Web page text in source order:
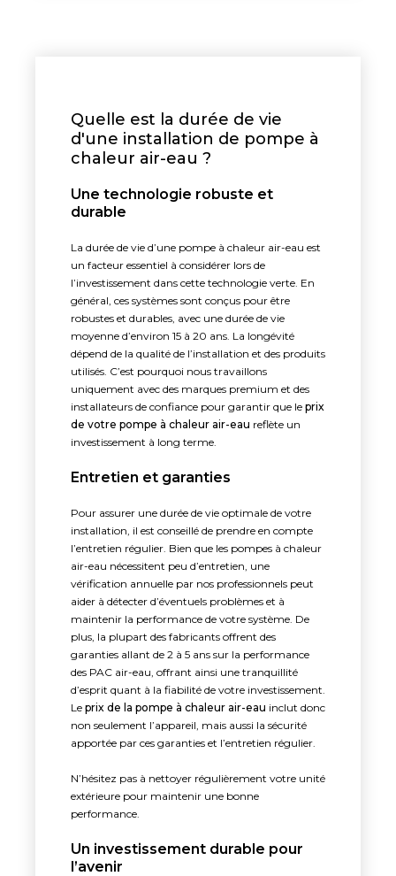
Quelle est la durée de vie
d'une installation de pompe à
chaleur air-eau ?
Une technologie robuste et
durable
La durée de vie d’une pompe à chaleur air-eau est
un facteur essentiel à considérer lors de
l’investissement dans cette technologie verte. En
général, ces systèmes sont conçus pour être
robustes et durables, avec une durée de vie
moyenne d’environ 15 à 20 ans. La longévité
dépend de la qualité de l’installation et des produits
utilisés. C’est pourquoi nous travaillons
uniquement avec des marques premium et des
installateurs de confiance pour garantir que le prix
de votre pompe à chaleur air-eau reflète un
investissement à long terme.
Entretien et garanties
Pour assurer une durée de vie optimale de votre
installation, il est conseillé de prendre en compte
l’entretien régulier. Bien que les pompes à chaleur
air-eau nécessitent peu d’entretien, une
vérification annuelle par nos professionnels peut
aider à détecter d’éventuels problèmes et à
maintenir la performance de votre système. De
plus, la plupart des fabricants offrent des
garanties allant de 2 à 5 ans sur la performance
des PAC air-eau, offrant ainsi une tranquillité
d’esprit quant à la fiabilité de votre investissement.
Le prix de la pompe à chaleur air-eau inclut donc
non seulement l’appareil, mais aussi la sécurité
apportée par ces garanties et l’entretien régulier.
N’hésitez pas à nettoyer régulièrement votre unité
extérieure pour maintenir une bonne
performance.
Un investissement durable pour
l’avenir